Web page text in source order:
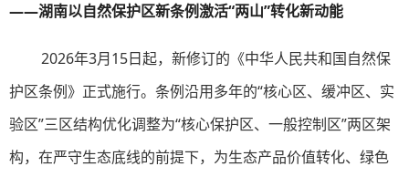
——湖南以自然保护区新条例激活“两山”转化新动能
2026年3月15日起，新修订的《中华人民共和国自然保
护区条例》正式施行。条例沿用多年的“核心区、缓冲区、实
验区”三区结构优化调整为“核心保护区、一般控制区”两区架
构，在严守生态底线的前提下，为生态产品价值转化、绿色